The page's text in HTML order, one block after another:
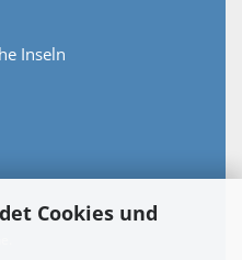
Cookies und
Inseln